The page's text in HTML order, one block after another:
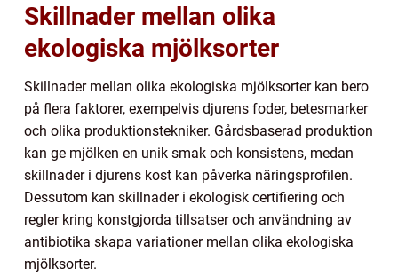
Skillnader mellan olika
ekologiska mjölksorter
Skillnader mellan olika ekologiska mjölksorter kan bero
på flera faktorer, exempelvis djurens foder, betesmarker
och olika produktionstekniker. Gårdsbaserad produktion
kan ge mjölken en unik smak och konsistens, medan
skillnader i djurens kost kan påverka näringsprofilen.
Dessutom kan skillnader i ekologisk certifiering och
regler kring konstgjorda tillsatser och användning av
antibiotika skapa variationer mellan olika ekologiska
mjölksorter.